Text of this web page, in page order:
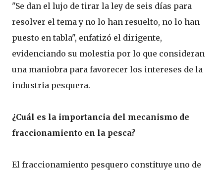
"Se dan el lujo de tirar la ley de seis días para
resolver el tema y no lo han resuelto, no lo han
puesto en tabla", enfatizó el dirigente,
evidenciando su molestia por lo que consideran
una maniobra para favorecer los intereses de la
industria pesquera.
¿Cuál es la importancia del mecanismo de
fraccionamiento en la pesca?
El fraccionamiento pesquero constituye uno de